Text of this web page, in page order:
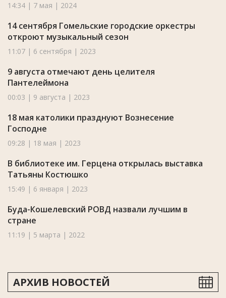
14:34 | 7 мая | 2024
14 сентября Гомельские городские оркестры
откроют музыкальный сезон
11:07 | 6 сентября | 2023
9 августа отмечают день целителя
Пантелеймона
00:03 | 9 августа | 2023
18 мая католики празднуют Вознесение
Господне
09:28 | 18 мая | 2023
В библиотеке им. Герцена открылась выставка
Татьяны Костюшко
15:49 | 6 января | 2023
Буда-Кошелевский РОВД назвали лучшим в
стране
11:19 | 5 марта | 2022
АРХИВ НОВОСТЕЙ